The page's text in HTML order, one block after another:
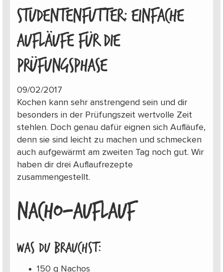
STUDENTENFUTTER: EINFACHE
AUFLÄUFE FÜR DIE
PRÜFUNGSPHASE
09/02/2017
Kochen kann sehr anstrengend sein und dir
besonders in der Prüfungszeit wertvolle Zeit
stehlen. Doch genau dafür eignen sich Aufläufe,
denn sie sind leicht zu machen und schmecken
auch aufgewärmt am zweiten Tag noch gut. Wir
haben dir drei Auflaufrezepte
zusammengestellt.
NACHO-AUFLAUF
Was du brauchst:
150 g Nachos